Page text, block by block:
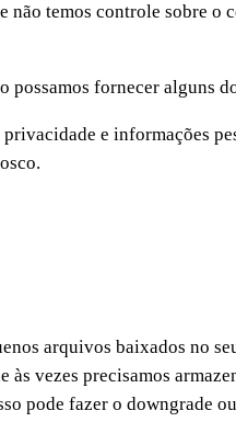
temos controle sobre o
fornecer alguns
e informações
arquivos baixados no
vezes precisamos
pode fazer o downgrade